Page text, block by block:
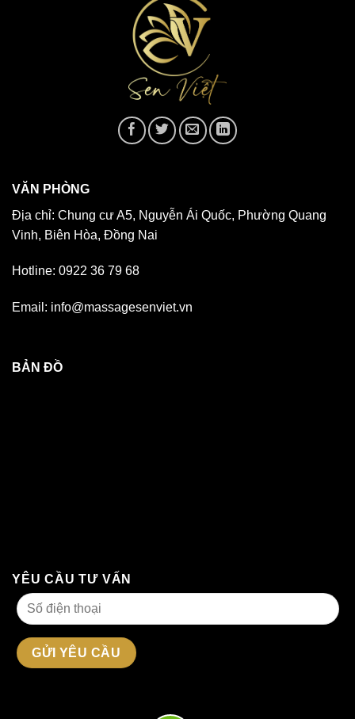
VĂN PHÒNG
Địa chỉ: Chung cư A5, Nguyễn Ái Quốc, Phường Quang
Vinh, Biên Hòa, Đồng Nai
Hotline: 0922 36 79 68
Email: info@massagesenviet.vn
BẢN ĐỒ
YÊU CẦU TƯ VẤN